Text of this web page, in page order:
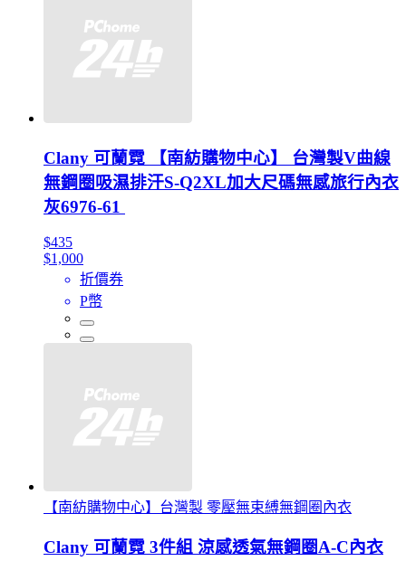
Clany 可蘭霓 【南紡購物中心】 台灣製V曲線
無鋼圈吸濕排汗S-Q2XL加大尺碼無感旅行內衣
灰6976-61
$435
$1,000
折價券
P幣
【南紡購物中心】台灣製 零壓無束縛無鋼圈內衣
Clany 可蘭霓 3件組 涼感透氣無鋼圈A-C內衣